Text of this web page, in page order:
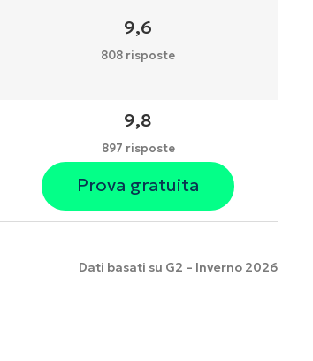
9,6
808 risposte
9,8
897 risposte
Prova gratuita
Dati basati su G2 – Inverno 2026